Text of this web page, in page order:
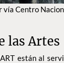
vía Centro
las Artes
están al